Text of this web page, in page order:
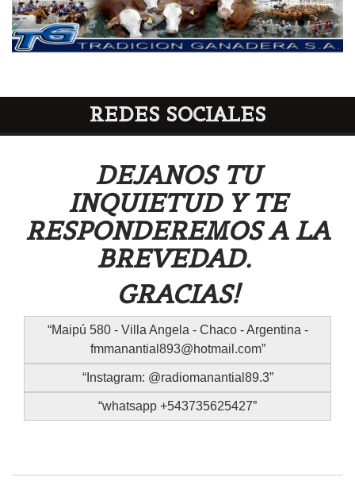
REDES SOCIALES
DEJANOS TU
INQUIETUD Y TE
RESPONDEREMOS A LA
BREVEDAD.
GRACIAS!
Maipú 580 - Villa Angela - Chaco - Argentina -
fmmanantial893@hotmail.com
Instagram: @radiomanantial89.3
whatsapp +543735625427